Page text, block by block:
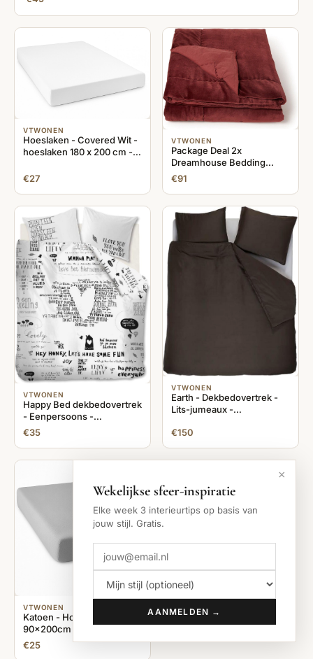
VTWONEN
Hoeslaken - Covered Wit -
hoeslaken 180 x 200 cm -
€27
VTWONEN
Package Deal 2x
Dreamhouse Bedding
Topper Hoeslaken Katoen
€91
VTWONEN
Happy Bed dekbedovertrek
- Eenpersoons -
140x200/220 - Zwart
€35
VTWONEN
Earth - Dekbedovertrek -
Lits-jumeaux -
Brown
€150
VTWONEN
Katoen - Hoeslaken -
90x200cm - Grijs
€25
×
Wekelijkse sfeer-inspiratie
Elke week 3 interieurtips op basis van
jouw stijl. Gratis.
AANMELDEN →